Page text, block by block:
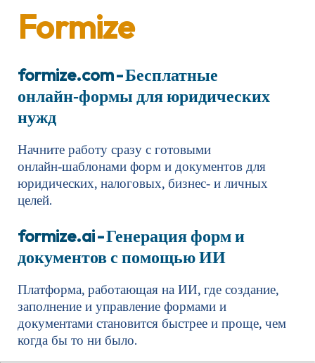
Formize
formize.com- Бесплатные
онлайн‑формы для юридических
нужд
Начните работу сразу с готовыми
онлайн‑шаблонами форм и документов для
юридических, налоговых, бизнес‑ и личных
целей.
formize.ai- Генерация форм и
документов с помощью ИИ
Платформа, работающая на ИИ, где создание,
заполнение и управление формами и
документами становится быстрее и проще, чем
когда бы то ни было.